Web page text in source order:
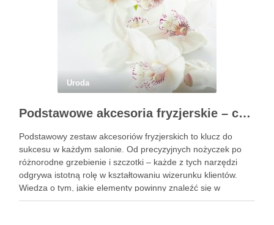
Uroda
Podstawowe akcesoria fryzjerskie – co powinien mieć każdy fryzjer?
Podstawowy zestaw akcesoriów fryzjerskich to klucz do
sukcesu w każdym salonie. Od precyzyjnych nożyczek po
różnorodne grzebienie i szczotki – każde z tych narzędzi
odgrywa istotną rolę w kształtowaniu wizerunku klientów.
Wiedza o tym, jakie elementy powinny znaleźć się w
profesjonalnym wyposażeniu, jest niezbędna dla fryzjerów,